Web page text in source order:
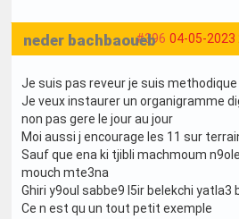
#396 04-05-2023
neder bachbaoueb
Je suis pas reveur je suis
Je veux instaurer un organigramme
non pas gere le jour au jour
Moi aussi j encourage les 11 sur
Sauf que ena ki tjibli machmoum
mouch mte3na
Ghiri y9oul sabbe9 l5ir belekchi yatla3
Ce n est qu un tout petit exemple